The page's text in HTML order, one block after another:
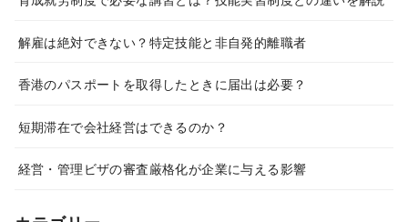
解雇は絶対できない？特定技能と非自発的離職者
香港のパスポートを取得したときに届出は必要？
短期滞在で会社経営はできるのか？
経営・管理ビザの審査厳格化が企業に与える影響